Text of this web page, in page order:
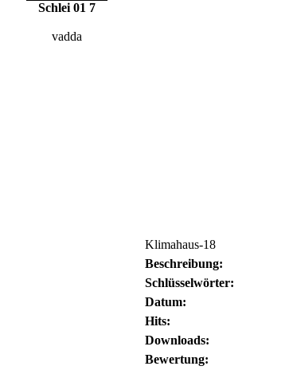
Schlei 01 7
vadda
Klimahaus-18
Beschreibung:
Schlüsselwörter:
Datum:
Hits:
Downloads:
Bewertung: